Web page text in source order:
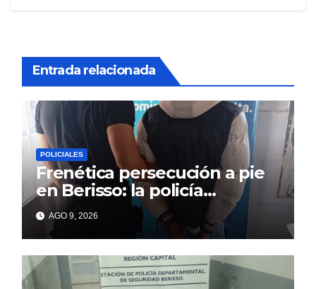
Entrada relacionada
POLICIALES
Frenética persecución a pie
en Berisso: la policía
reconoció a un prófugo y lo
atrapó tras un intento de
fuga
AGO 9, 2026